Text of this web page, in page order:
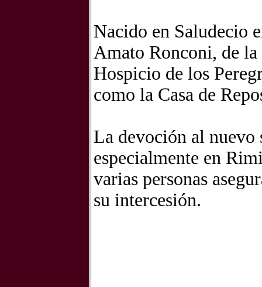
Nacido en Saludecio
Amato Ronconi, de la
Hospicio de los
como la Casa de
La devoción al nuevo
especialmente en
varias personas
su intercesión.